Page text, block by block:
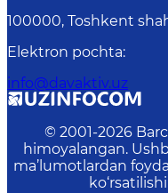
100000, Toshkent
Elektron pochta:
info@davaktiv.uz
© 2001-2026
himoyalangan.
ma’lumotlardan